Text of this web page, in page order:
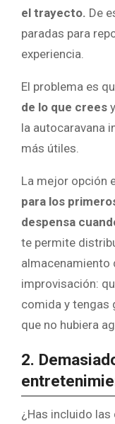
el trayecto. De
paradas para
experiencia.
El problema es
de lo que crees
la autocaravana
más útiles.
La mejor opción
para los
despensa
te permite
almacenamiento
improvisación:
comida y tengas
que no hubiera
2.
¿Has incluido